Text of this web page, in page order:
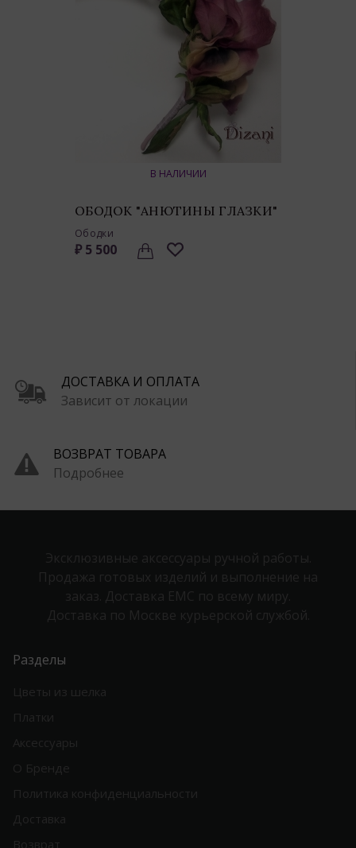
В НАЛИЧИИ
ОБОДОК "АНЮТИНЫ ГЛАЗКИ"
Ободки
₽ 5 500
ДОСТАВКА И ОПЛАТА
Зависит от локации
ВОЗВРАТ ТОВАРА
Подробнее
Эксклюзивные аксессуары ручной работы.
Продажа готовых изделий и выполнение на
заказ. Доставка EMC по всему миру.
Доставка по Москве курьерской службой.
Разделы
Цветы из шелка
Платки
Аксессуары
О Бренде
Политика конфиденциальности
Доставка
Возврат